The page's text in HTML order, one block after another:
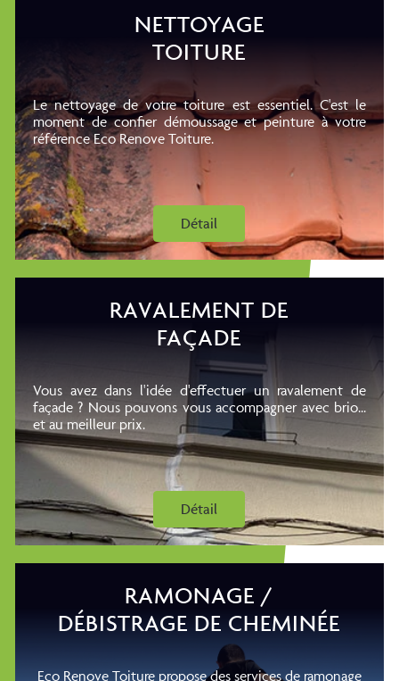
NETTOYAGE
TOITURE
Le nettoyage de votre toiture est essentiel. C'est le
moment de confier démoussage et peinture à votre
référence Eco Renove Toiture.
Détail
RAVALEMENT DE
FAÇADE
Vous avez dans l'idée d'effectuer un ravalement de
façade ? Nous pouvons vous accompagner avec brio...
et au meilleur prix.
Détail
RAMONAGE /
DÉBISTRAGE DE CHEMINÉE
Eco Renove Toiture propose des services de ramonage